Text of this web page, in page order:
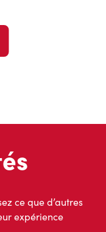
ce que d’autres
expérience